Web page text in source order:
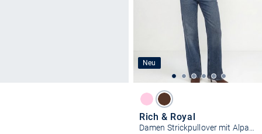
Neu
Rich & Royal
Damen Strickpullover mit Alpakaanteil